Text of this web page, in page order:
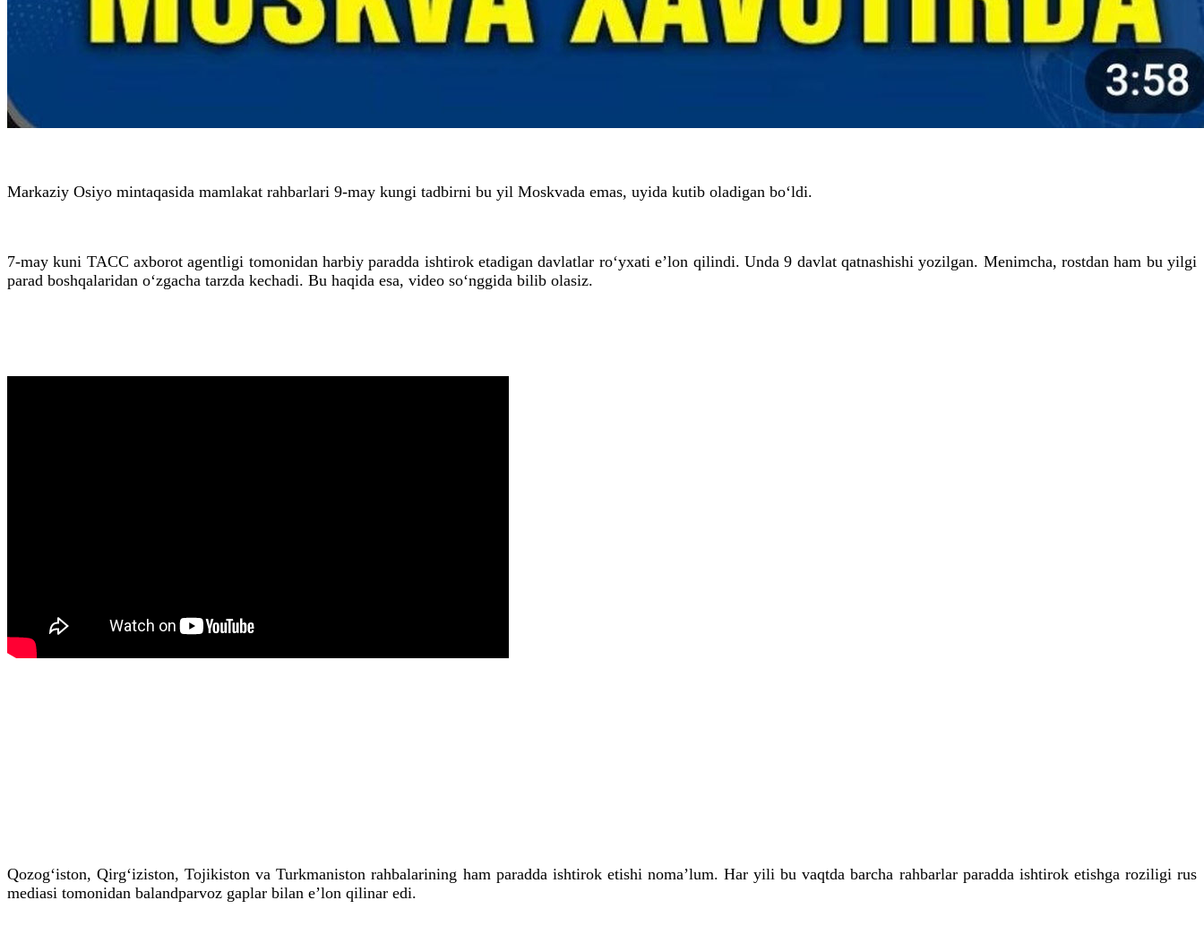
Markaziy Osiyo mintaqasida mamlakat rahbarlari 9-may kungi tadbirni bu yil Moskvada emas, uyida kutib oladigan bo‘ldi.
7-may kuni TACC axborot agentligi tomonidan harbiy paradda ishtirok etadigan davlatlar ro‘yxati e’lon qilindi. Unda 9 davlat qatnashishi yozilgan. Menimcha, rostdan ham bu yilgi
parad boshqalaridan o‘zgacha tarzda kechadi. Bu haqida esa, video so‘nggida bilib olasiz.
Qozog‘iston, Qirg‘iziston, Tojikiston va Turkmaniston rahbalarining ham paradda ishtirok etishi noma’lum. Har yili bu vaqtda barcha rahbarlar paradda ishtirok etishga roziligi rus
mediasi tomonidan balandparvoz gaplar bilan e’lon qilinar edi.